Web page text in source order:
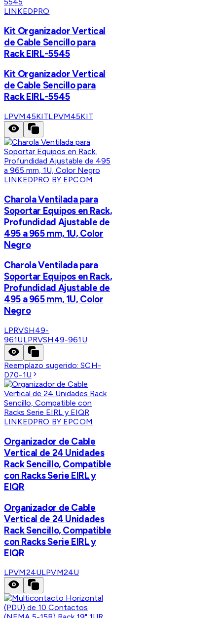
LINKEDPRO
Kit Organizador Vertical
de Cable Sencillo para
Rack EIRL-5545
Kit Organizador Vertical
de Cable Sencillo para
Rack EIRL-5545
LPVM45KITLPVM45KIT
LINKEDPRO BY EPCOM
Charola Ventilada para
Soportar Equipos en Rack,
Profundidad Ajustable de
495 a 965 mm, 1U, Color
Negro
Charola Ventilada para
Soportar Equipos en Rack,
Profundidad Ajustable de
495 a 965 mm, 1U, Color
Negro
LPRVSH49-
961ULPRVSH49-961U
Reemplazo sugerido:SCH-
D70-1U
LINKEDPRO BY EPCOM
Organizador de Cable
Vertical de 24 Unidades
Rack Sencillo, Compatible
con Racks Serie EIRL y
EIQR
Organizador de Cable
Vertical de 24 Unidades
Rack Sencillo, Compatible
con Racks Serie EIRL y
EIQR
LPVM24ULPVM24U